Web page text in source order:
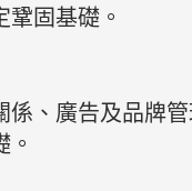
固基礎。
、廣告及品牌